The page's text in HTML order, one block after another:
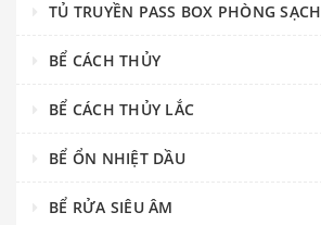
TỦ TRUYỀN PASS BOX PHÒNG SẠCH
BỂ CÁCH THỦY
BỂ CÁCH THỦY LẮC
BỂ ỔN NHIỆT DẦU
BỂ RỬA SIÊU ÂM